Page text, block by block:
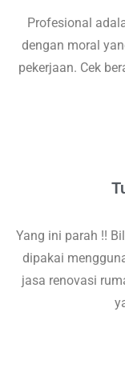
Profesional
dengan moral
pekerjaan. Cek
Yang ini parah !!
dipakai
jasa renovasi